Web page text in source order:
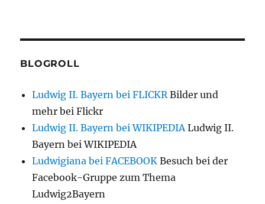
BLOGROLL
Ludwig II. Bayern bei FLICKRBilder und
mehr bei Flickr
Ludwig II. Bayern bei WIKIPEDIALudwig II.
Bayern bei WIKIPEDIA
Ludwigiana bei FACEBOOK Besuch bei der
Facebook-Gruppe zum Thema
Ludwig2Bayern